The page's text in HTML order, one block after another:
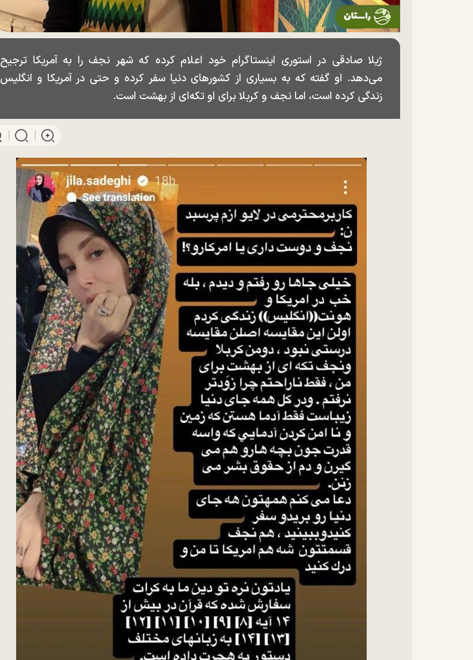
ژیلا صادقی در استوری اینستاگرام خود اعلام کرده که شهر نجف را به آمریکا ترجیح
می‌دهد. او گفته که به بسیاری از کشور‌های دنیا سفر کرده و حتی در آمریکا و انگلیس
زندگی کرده است، اما نجف و کربلا برای او تکه‌ای از بهشت است.